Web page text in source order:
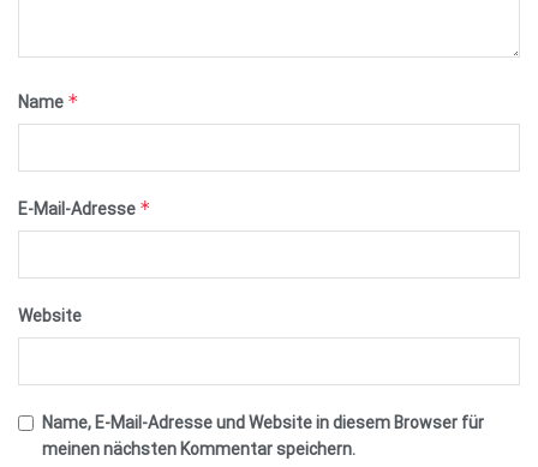
Name *
E-Mail-Adresse *
Website
Name, E-Mail-Adresse und Website in diesem Browser für
meinen nächsten Kommentar speichern.